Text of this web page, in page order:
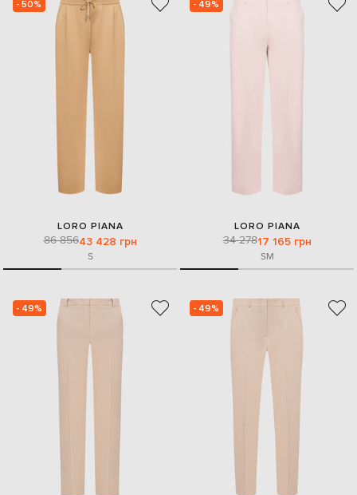
- 50%
LORO PIANA
86 85643 428 грн
S
- 49%
LORO PIANA
34 27817 165 грн
SM
- 49% - 49%